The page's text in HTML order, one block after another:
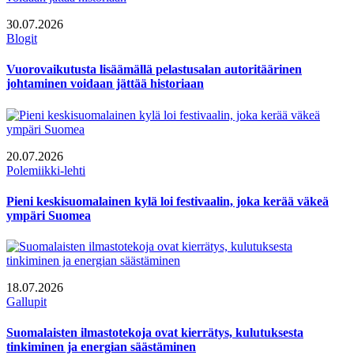
30.07.2026
Blogit
Vuorovaikutusta lisäämällä pelastusalan autoritäärinen
johtaminen voidaan jättää historiaan
20.07.2026
Polemiikki-lehti
Pieni keskisuomalainen kylä loi festivaalin, joka kerää väkeä
ympäri Suomea
18.07.2026
Gallupit
Suomalaisten ilmastotekoja ovat kierrätys, kulutuksesta
tinkiminen ja energian säästäminen